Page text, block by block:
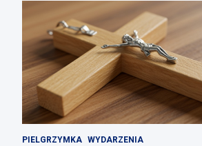
PIELGRZYMKA WYDARZENIA